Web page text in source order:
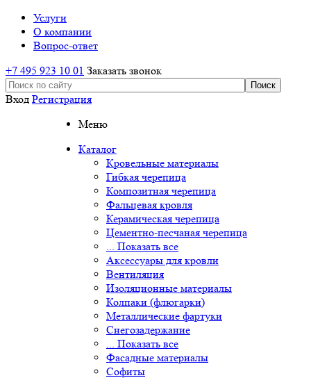
Услуги
О компании
Вопрос-ответ
+7 495 923 10 01 Заказать звонок
Вход Регистрация
Меню
Каталог
Кровельные материалы
Гибкая черепица
Композитная черепица
Фальцевая кровля
Керамическая черепица
Цементно-песчаная черепица
... Показать все
Аксессуары для кровли
Вентиляция
Изоляционные материалы
Колпаки (флюгарки)
Металлические фартуки
Снегозадержание
... Показать все
Фасадные материалы
Софиты